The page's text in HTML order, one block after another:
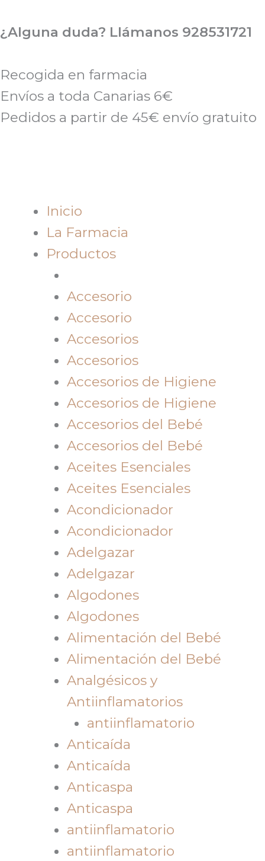
al
¿Alguna duda? Llámanos 928531721
Recogida en farmacia
Envíos a toda Canarias 6€
Pedidos a partir de 45€ envío gratuito
Inicio
La Farmacia
Productos
Accesorio
Accesorio
Accesorios
Accesorios
Accesorios de Higiene
Accesorios de Higiene
Accesorios del Bebé
Accesorios del Bebé
Aceites Esenciales
Aceites Esenciales
Acondicionador
Acondicionador
Adelgazar
Adelgazar
Algodones
Algodones
Alimentación del Bebé
Alimentación del Bebé
Analgésicos y
Antiinflamatorios
antiinflamatorio
Anticaída
Anticaída
Anticaspa
Anticaspa
antiinflamatorio
antiinflamatorio